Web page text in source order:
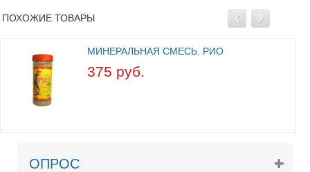
ПОХОЖИЕ ТОВАРЫ
МИНЕРАЛЬНАЯ СМЕСЬ. РИО
375 руб.
ОПРОС